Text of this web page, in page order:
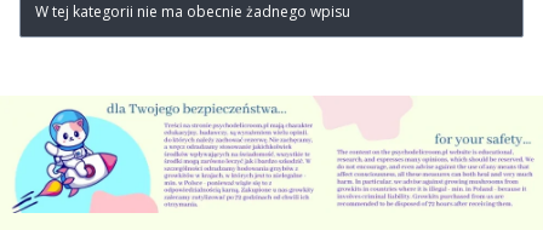
W tej kategorii nie ma obecnie żadnego wpisu